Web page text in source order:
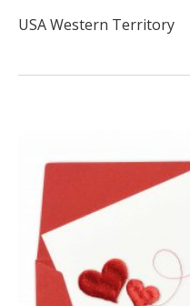
USA Western Territory